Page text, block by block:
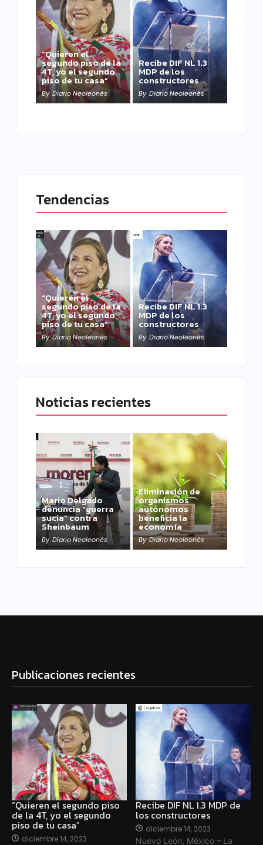
“Quieren el
segundo piso de la
4T, yo el segundo
piso de tu casa”
By Diario Neoleonés
Recibe DIF NL 1.3
MDP de los
constructores
By Diario Neoleonés
Tendencias
“Quieren el
segundo piso de la
4T, yo el segundo
piso de tu casa”
By Diario Neoleonés
Recibe DIF NL 1.3
MDP de los
constructores
By Diario Neoleonés
Noticias recientes
Mario Delgado
denuncia “guerra
sucia” contra
Sheinbaum
By Diario Neoleonés
Eliminación de
organismos
autónomos
beneficia la
economía
By Diario Neoleonés
Publicaciones recientes
“Quieren el segundo piso
de la 4T, yo el segundo
piso de tu casa”
diciembre 14, 2023
Recibe DIF NL 1.3 MDP de
los constructores
diciembre 14, 2023
Nuevo León, México – La